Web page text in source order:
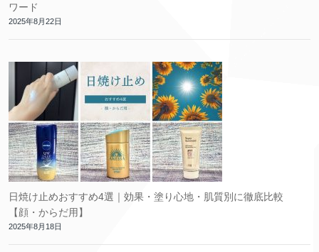
ワード
2025年8月22日
日焼け止めおすすめ4選｜効果・塗り心地・肌質別に徹底比較
【顔・からだ用】
2025年8月18日